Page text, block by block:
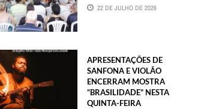
22 DE JULHO DE 2026
APRESENTAÇÕES DE
SANFONA E VIOLÃO
ENCERRAM MOSTRA
“BRASILIDADE” NESTA
QUINTA-FEIRA